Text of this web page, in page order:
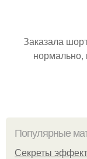
Заказала
нормально,
Популярные
Секреты